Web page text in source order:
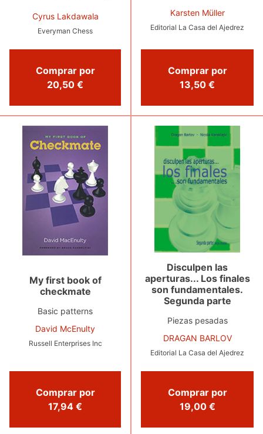
Cyrus Lakdawala
Everyman Chess
Comprar por
20,50 €
Karsten Müller
Editorial La Casa del Ajedrez
Comprar por
13,50 €
My first book of
checkmate
Basic patterns
David McEnulty
Russell Enterprises Inc
Comprar por
17,94 €
Disculpen las
aperturas... Los finales
son fundamentales.
Segunda parte
Piezas pesadas
DRAGAN BARLOV
Editorial La Casa del Ajedrez
Comprar por
19,00 €